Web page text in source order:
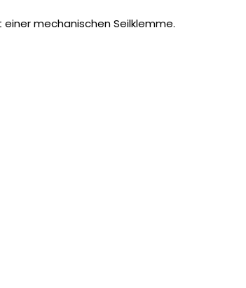
mechanischen Seilklemme.